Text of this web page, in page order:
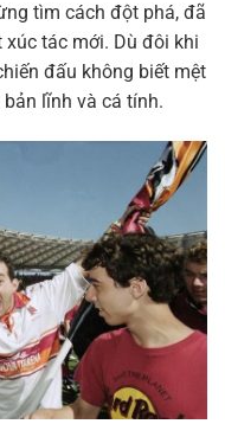
tìm cách đột phá, đã
xúc tác mới. Dù đôi khi
đấu không biết mệt
lĩnh và cá tính.